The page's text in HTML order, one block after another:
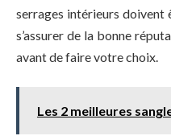
serrages intérieurs doivent
s’assurer de la bonne
avant de faire votre choix.
Les 2 meilleures